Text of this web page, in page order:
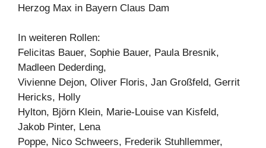
Herzog Max in Bayern Claus Dam
In weiteren Rollen:
Felicitas Bauer, Sophie Bauer, Paula Bresnik,
Madleen Dederding,
Vivienne Dejon, Oliver Floris, Jan Großfeld, Gerrit
Hericks, Holly
Hylton, Björn Klein, Marie-Louise van Kisfeld,
Jakob Pinter, Lena
Poppe, Nico Schweers, Frederik Stuhllemmer,